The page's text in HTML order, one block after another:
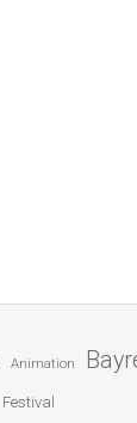
Animation
Festival